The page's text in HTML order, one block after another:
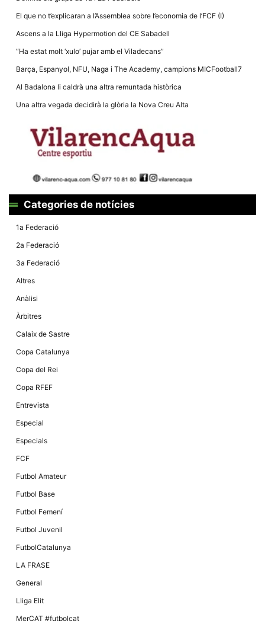
El que no t’explicaran a l’Assemblea sobre l’economia de l’FCF (I)
Ascens a la Lliga Hypermotion del CE Sabadell
“Ha estat molt ‘xulo’ pujar amb el Viladecans”
Barça, Espanyol, NFU, Naga i The Academy, campions MICFootball7
Al Badalona li caldrà una altra remuntada històrica
Una altra vegada decidirà la glòria la Nova Creu Alta
Categories de notícies
1a Federació
2a Federació
3a Federació
Altres
Anàlisi
Àrbitres
Calaix de Sastre
Copa Catalunya
Copa del Rei
Copa RFEF
Entrevista
Especial
Especials
FCF
Futbol Amateur
Futbol Base
Futbol Femení
Futbol Juvenil
FutbolCatalunya
LA FRASE
General
Lliga Elit
MerCAT #futbolcat